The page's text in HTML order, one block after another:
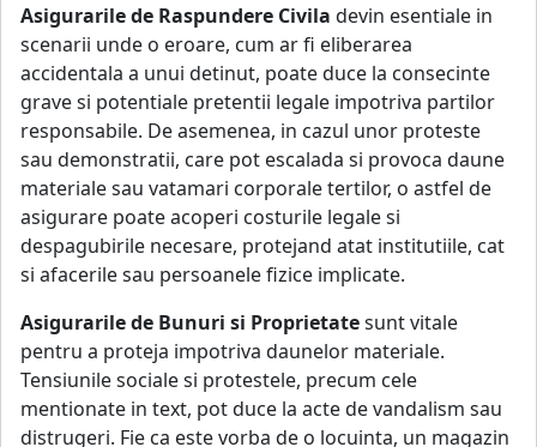
Asigurarile de Raspundere Civila devin esentiale in
scenarii unde o eroare, cum ar fi eliberarea
accidentala a unui detinut, poate duce la consecinte
grave si potentiale pretentii legale impotriva partilor
responsabile. De asemenea, in cazul unor proteste
sau demonstratii, care pot escalada si provoca daune
materiale sau vatamari corporale tertilor, o astfel de
asigurare poate acoperi costurile legale si
despagubirile necesare, protejand atat institutiile, cat
si afacerile sau persoanele fizice implicate.
Asigurarile de Bunuri si Proprietatesunt vitale
pentru a proteja impotriva daunelor materiale.
Tensiunile sociale si protestele, precum cele
mentionate in text, pot duce la acte de vandalism sau
distrugeri. Fie ca este vorba de o locuinta, un magazin